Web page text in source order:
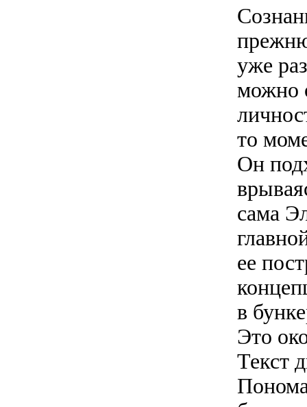
уже
можно
то
Он
сама
ее
в
Это
Текст